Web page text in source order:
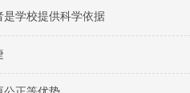
是学校提供科学依据